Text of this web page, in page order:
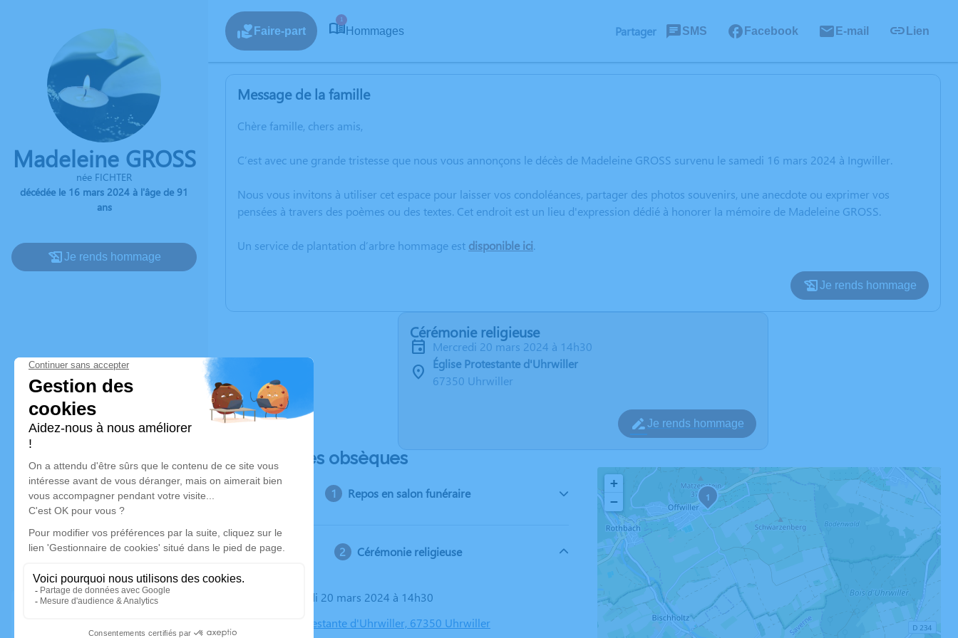
Madeleine GROSS
née FICHTER
décédée le 16 mars 2024 à l'âge de 91
ans
Je rends hommage
Faire-part
1
Hommages Partager SMS Facebook E-mail Lien
Message de la famille
Chère famille, chers amis,
C’est avec une grande tristesse que nous vous annonçons le décès de Madeleine GROSS survenu le samedi 16 mars 2024 à Ingwiller.
Nous vous invitons à utiliser cet espace pour laisser vos condoléances, partager des photos souvenirs, une anecdote ou exprimer vos
pensées à travers des poèmes ou des textes. Cet endroit est un lieu d'expression dédié à honorer la mémoire de Madeleine GROSS.
Un service de plantation d’arbre hommage est disponible ici.
Je rends hommage
Cérémonie religieuse
mercredi 20 mars 2024 à 14h30
Église Protestante d'Uhrwiller
67350 Uhrwiller
Je rends hommage
Déroulé des obsèques
Repos en salon funéraire
Cérémonie religieuse
Le mercredi 20 mars 2024 à 14h30
Église Protestante d'Uhrwiller, 67350 Uhrwiller
1
+
−